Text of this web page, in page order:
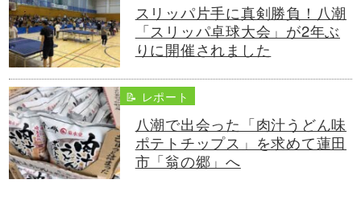
スリッパ片手に真剣勝負！八潮
「スリッパ卓球大会」が2年ぶ
りに開催されました
📝 レポート
八潮で出会った「肉汁うどん味
ポテトチップス」を求めて蓮田
市「翁の郷」へ